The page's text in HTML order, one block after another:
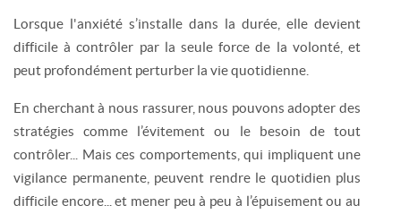
Lorsque l'anxiété s’installe dans la durée, elle devient
difficile à contrôler par la seule force de la volonté, et
peut profondément perturber la vie quotidienne.
En cherchant à nous rassurer, nous pouvons adopter des
stratégies comme l’évitement ou le besoin de tout
contrôler... Mais ces comportements, qui impliquent une
vigilance permanente, peuvent rendre le quotidien plus
difficile encore... et mener peu à peu à l’épuisement ou au